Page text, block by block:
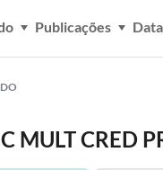
Publicações
MULT CRED